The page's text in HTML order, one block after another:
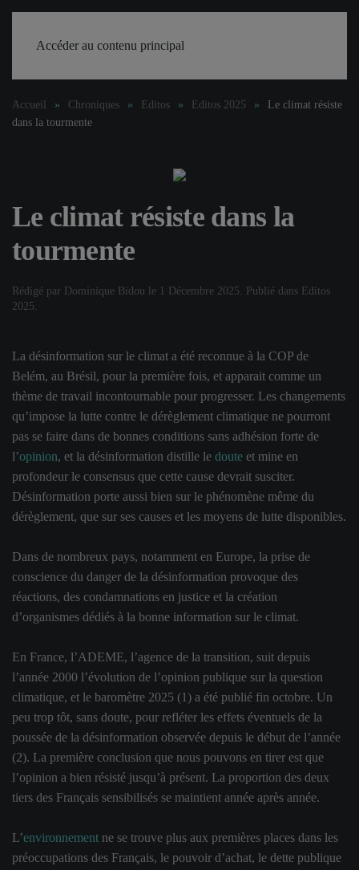
Accéder au contenu principal
Accueil Chroniques Editos Editos 2025
Le climat résiste
dans la tourmente
Le climat résiste dans la
tourmente
Rédigé par Dominique Bidou le 1 Décembre 2025. Publié dans Editos
2025.
La désinformation sur le climat a été reconnue à la COP de
Belém, au Brésil, pour la première fois, et apparait comme un
thème de travail incontournable pour progresser. Les changements
qu’impose la lutte contre le dérèglement climatique ne pourront
pas se faire dans de bonnes conditions sans adhésion forte de
l’opinion, et la désinformation distille le doute et mine en
profondeur le consensus que cette cause devrait susciter.
Désinformation porte aussi bien sur le phénomène même du
dérèglement, que sur ses causes et les moyens de lutte disponibles.
Dans de nombreux pays, notamment en Europe, la prise de
conscience du danger de la désinformation provoque des
réactions, des condamnations en justice et la création
d’organismes dédiés à la bonne information sur le climat.
En France, l’ADEME, l’agence de la transition, suit depuis
l’année 2000 l’évolution de l’opinion publique sur la question
climatique, et le baromètre 2025 (1) a été publié fin octobre. Un
peu trop tôt, sans doute, pour refléter les effets éventuels de la
poussée de la désinformation observée depuis le début de l’année
(2). La première conclusion que nous pouvons en tirer est que
l’opinion a bien résisté jusqu’à présent. La proportion des deux
tiers des Français sensibilisés se maintient année après année.
L’environnement ne se trouve plus aux premières places dans les
préoccupations des Français, le pouvoir d’achat, le dette publique